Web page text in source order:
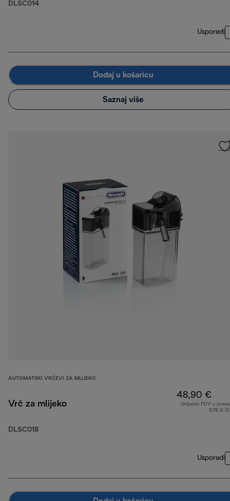
DLSC014
Usporedi
Dodaj u košaricu
Saznaj više
AUTOMATSKI VRČEVI ZA MLIJEKO
Vrč za mlijeko
DLSC018
48,90 €
Uključen PDV u
9,78 €
Usporedi